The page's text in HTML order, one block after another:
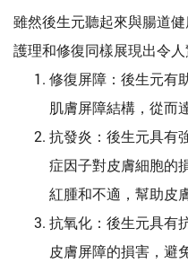
雖然後生元聽起來與腸道
護理和修復同樣展現出令人
修復屏障：後生元有
肌膚屏障結構，從而
抗發炎：後生元具有
症因子對皮膚細胞的
紅腫和不適，幫助皮
抗氧化：後生元具有
皮膚屏障的損害，避